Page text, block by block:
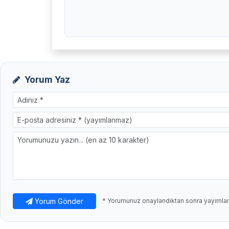
Yorum Yaz
Yorum Gönder * Yorumunuz onaylandıktan sonra